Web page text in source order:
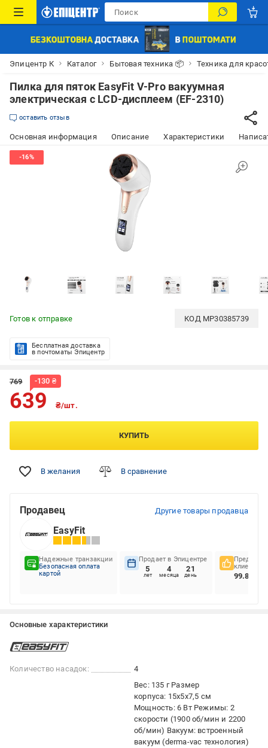
Эпицентр К Каталог Бытовая техника 📦 Техника для
Пилка для пяток EasyFit V-Pro вакуумная
электрическая с LCD-дисплеем (EF-2310)
оставить отзыв
Основная информация Описание Характеристики
Готов к отправке КОД MP30385739
Бесплатная доставка
в почтоматы Эпицентр
769 -130 ₴
639 ₴/шт.
КУПИТЬ
В желания В сравнение
Продавец Другие товары продавца
EasyFit
Надежные транзакции
Безопасная оплата
картой
Продает в Эпицентре
5
лет
4
месяца
21
день
клиентов
99.86%
Основные характеристики
Количество насадок: 4
Вес: 135 г Размер
корпуса: 15х5х7,5 см
Мощность: 6 Вт Режимы: 2
скорости (1900 об/мин и 2200
об/мин) Вакуум: встроенный
вакуум (derma-vac технология)